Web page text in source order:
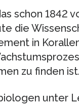
schon 1842
die
in
zu finden ist.
unter